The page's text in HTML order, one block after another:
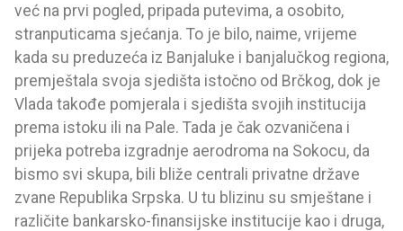
već na prvi pogled, pripada putevima, a osobito,
stranputicama sjećanja. To je bilo, naime, vrijeme
kada su preduzeća iz Banjaluke i banjalučkog regiona,
premještala svoja sjedišta istočno od Brčkog, dok je
Vlada takođe pomjerala i sjedišta svojih institucija
prema istoku ili na Pale. Tada je čak ozvaničena i
prijeka potreba izgradnje aerodroma na Sokocu, da
bismo svi skupa, bili bliže centrali privatne države
zvane Republika Srpska. U tu blizinu su smještane i
različite bankarsko-finansijske institucije kao i druga,